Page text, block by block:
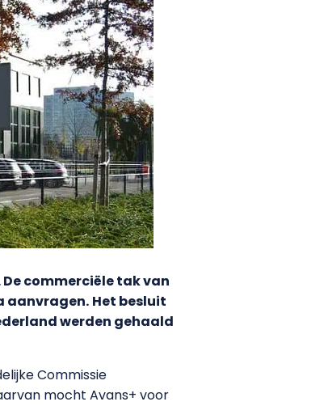
commerciële tak van
aanvragen. Het besluit
werden gehaald
Commissie
mocht Avans+ voor